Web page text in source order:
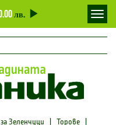
лв.
Зеленчуци Торове